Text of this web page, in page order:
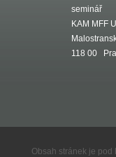
seminář
KAM MFF
118 00
Obsah stránek je pod